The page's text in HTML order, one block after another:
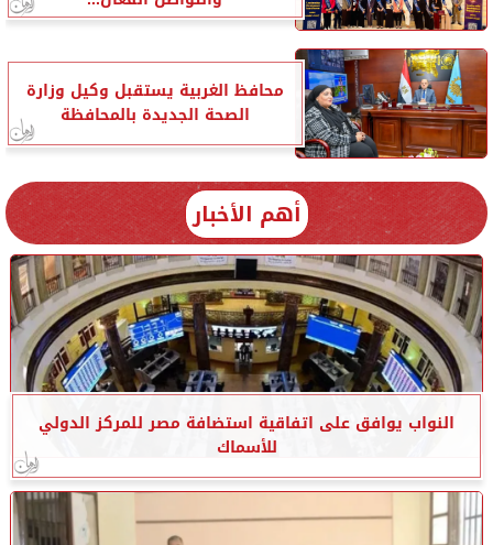
محافظ الغربية يستقبل وكيل وزارة
الصحة الجديدة بالمحافظة
أهم الأخبار
النواب يوافق على اتفاقية استضافة مصر للمركز الدولي
للأسماك